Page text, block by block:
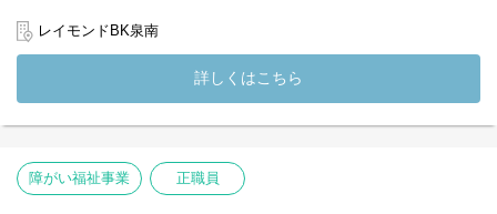
土：9～18時
日：お休み
◎職員B
火：9～18時
金：12～21時
土：12～21時
日：11～20時
ら働ける環境です！
バーガーキングでの接客、調理、清掃など、店舗運営全般をお任
せします。ホールスタッフとしてお客様をお迎えする役割や、キ
ッチンスタッフとして注文を受けた商品を作る役割など、適性に
未経験の方でも丁寧に教えますので、ご安心くださいね◎「バイ
レイモンドBK泉南
詳しくはこちら
障がい福祉事業 正職員